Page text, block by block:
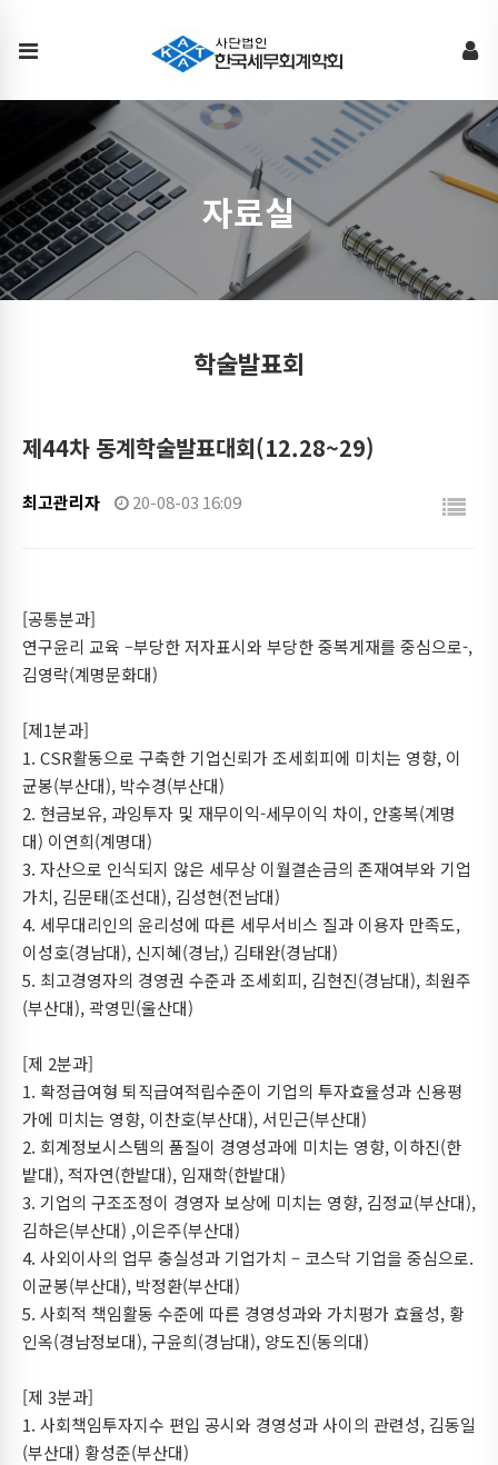
술
자료실
학술발표회
제44차 동계학술발표대회(12.28~29)
최고관리자 20-08-03 16:09
[공통분과]
연구윤리 교육 –부당한 저자표시와 부당한 중복게재를 중심으로-,
김영락(계명문화대)
[제1분과]
1. CSR활동으로 구축한 기업신뢰가 조세회피에 미치는 영향, 이
균봉(부산대), 박수경(부산대)
2. 현금보유, 과잉투자 및 재무이익-세무이익 차이, 안홍복(계명
대) 이연희(계명대)
3. 자산으로 인식되지 않은 세무상 이월결손금의 존재여부와 기업
가치, 김문태(조선대), 김성현(전남대)
4. 세무대리인의 윤리성에 따른 세무서비스 질과 이용자 만족도,
이성호(경남대), 신지혜(경남,) 김태완(경남대)
5. 최고경영자의 경영권 수준과 조세회피, 김현진(경남대), 최원주
(부산대), 곽영민(울산대)
[제 2분과]
1. 확정급여형 퇴직급여적립수준이 기업의 투자효율성과 신용평
가에 미치는 영향, 이찬호(부산대), 서민근(부산대)
2. 회계정보시스템의 품질이 경영성과에 미치는 영향, 이하진(한
밭대), 적자연(한밭대), 임재학(한밭대)
3. 기업의 구조조정이 경영자 보상에 미치는 영향, 김정교(부산대),
김하은(부산대) ,이은주(부산대)
4. 사외이사의 업무 충실성과 기업가치 – 코스닥 기업을 중심으로.
이균봉(부산대), 박정환(부산대)
5. 사회적 책임활동 수준에 따른 경영성과와 가치평가 효율성, 황
인옥(경남정보대), 구윤희(경남대), 양도진(동의대)
[제 3분과]
1. 사회책임투자지수 편입 공시와 경영성과 사이의 관련성, 김동일
(부산대) 황성준(부산대)